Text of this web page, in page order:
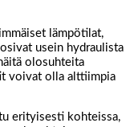
lämpötilat,
usein hydraulista
olosuhteita
voivat olla alttiimpia
erityisesti kohteissa,